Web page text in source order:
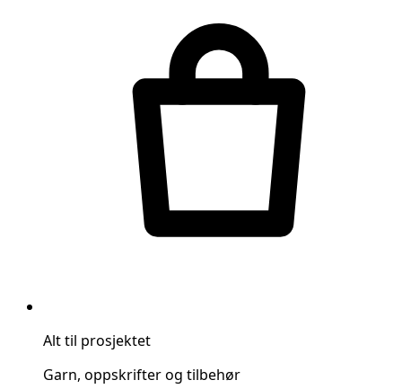
Alt til prosjektet
Garn, oppskrifter og tilbehør